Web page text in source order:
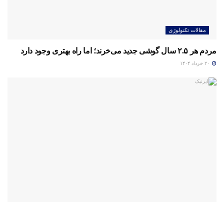
مقالات تکنولوژی
مردم هر ۲.۵ سال گوشی جدید می‌خرند؛ اما راه بهتری وجود دارد